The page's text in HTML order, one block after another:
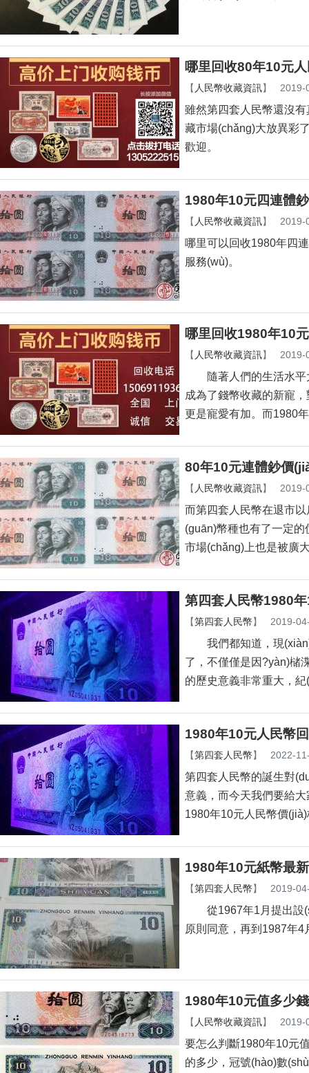
哪里回收80年10元人
【 人民幣收藏資訊】 2019-
雖然第四套人民幣還沒
藏市場(chǎng)大放異彩了
歡迎。
1980年10元四連體
【 人民幣收藏資訊】 2019-
哪里可以回收1980年四
服務(wù)。
哪里回收1980年10
【 人民幣收藏資訊】 2019-
隨著人們的生活水平大
成為了錢幣收藏的新寵，
更是寵愛有加。而1980
80年10元連體鈔價
【 人民幣收藏資訊】 2019-
而第四套人民幣在退市
(guān)幣種也有了一定的
市場(chǎng)上也是被廣大
第四套人民幣1980
【第四套人民幣】 2019-
我們都知道，現(xiàn)
了，不僅僅是因
的歷史意義非常重大，
1980年10元人民幣
【第四套人民幣】 2022-
第四套人民幣的誕生對
意義，而今天我們要給
1980年10元人民幣價
1980年10元紙幣最
【第四套人民幣】 2019-
從1967年1月提出設
原則同意，再到1987年4
1980年10元值多少
【 人民幣收藏資訊】 2019-
要怎么判斷1980年10元值
的多少，冠號(hào)數